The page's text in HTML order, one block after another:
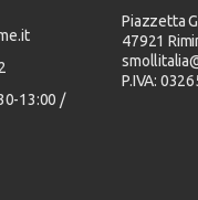
13:00 /
Piazzetta
47921
P.IVA: